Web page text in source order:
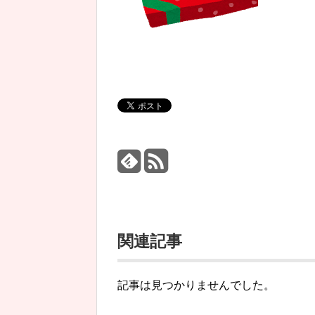
関連記事
記事は見つかりませんでした。